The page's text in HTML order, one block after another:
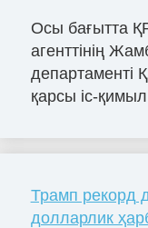
Осы бағытта ҚР
агенттінің
департаменті
қарсы іс-
Трамп рекорд
долларлик